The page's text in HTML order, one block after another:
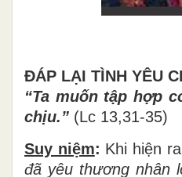
ĐÁP LẠI TÌNH YÊU
“Ta muốn tập hợp
chịu.” (Lc 13,31-35)
Suy niệm: Khi hiện
đã yêu thương nhân